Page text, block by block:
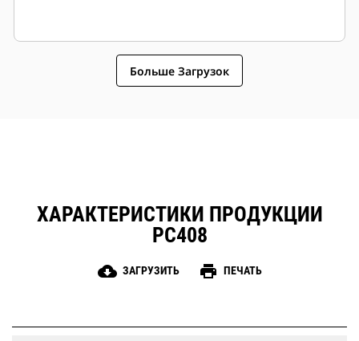
Больше Загрузок
ХАРАКТЕРИСТИКИ ПРОДУКЦИИ
PC408
cloud_download ЗАГРУЗИТЬ print ПЕЧАТЬ